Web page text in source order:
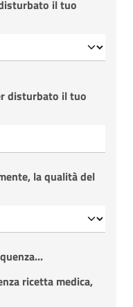
il tuo
disturbato il tuo
la qualità del
ricetta medica,